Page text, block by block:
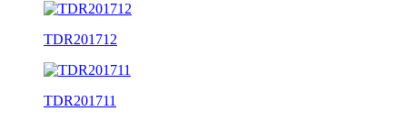
TDR201712
TDR201711